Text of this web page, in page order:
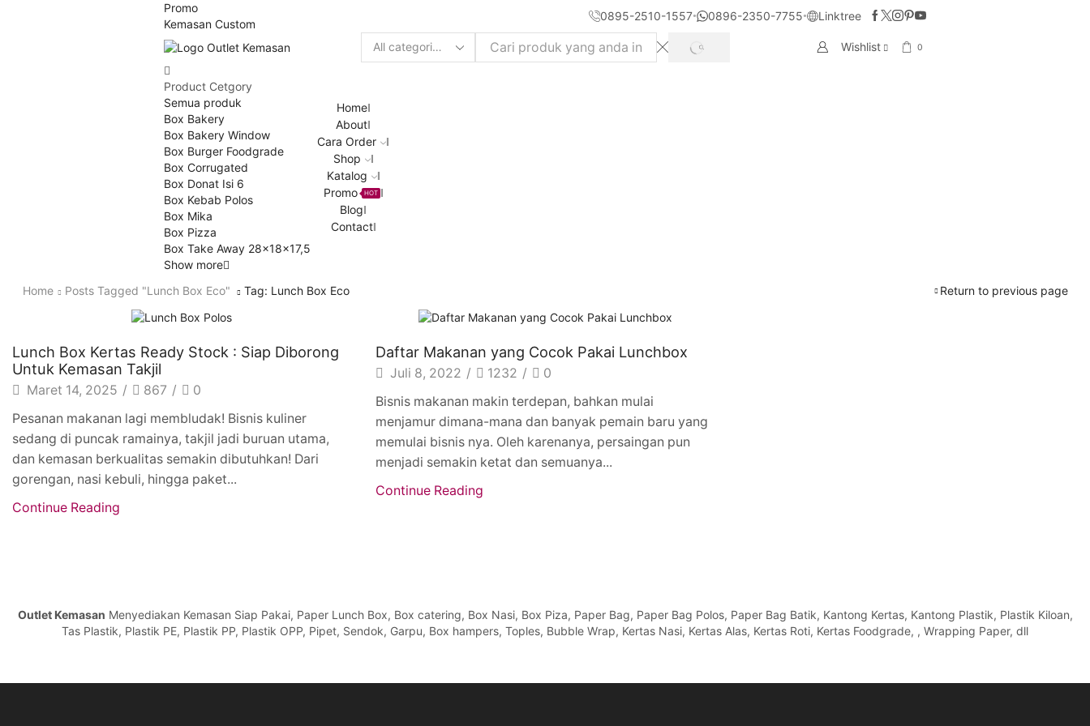
Promo
Kemasan Custom
0895-2510-1557 0896-2350-7755 Linktree
Search
SEARCH Wishlist 0
Product Cetgory
Semua produk
Box Bakery
Box Bakery Window
Box Burger Foodgrade
Box Corrugated
Box Donat Isi 6
Box Kebab Polos
Box Mika
Box Pizza
Box Take Away 28x18x17,5
Show more
Home
About
Cara Order
Shop
Katalog
Promo
HOT
Blog
Contact
Return to previous page
Home Posts Tagged "lunch Box Eco" Tag: Lunch Box Eco
Artikel
Lunch Box Kertas Ready Stock : Siap Diborong
Untuk Kemasan Takjil
Maret 14, 2025 / 867 /
0
Pesanan makanan lagi membludak! Bisnis kuliner
sedang di puncak ramainya, takjil jadi buruan utama,
dan kemasan berkualitas semakin dibutuhkan! Dari
gorengan, nasi kebuli, hingga paket...
Continue Reading
Artikel
Daftar Makanan yang Cocok Pakai Lunchbox
Juli 8, 2022 / 1232 /
0
Bisnis makanan makin terdepan, bahkan mulai
menjamur dimana-mana dan banyak pemain baru yang
memulai bisnis nya. Oleh karenanya, persaingan pun
menjadi semakin ketat dan semuanya...
Continue Reading
Outlet Kemasan Menyediakan Kemasan Siap Pakai, Paper Lunch Box, Box catering, Box Nasi, Box Piza, Paper Bag, Paper Bag Polos, Paper Bag Batik, Kantong Kertas, Kantong Plastik, Plastik Kiloan,
Tas Plastik, Plastik PE, Plastik PP, Plastik OPP, Pipet, Sendok, Garpu, Box hampers, Toples, Bubble Wrap, Kertas Nasi, Kertas Alas, Kertas Roti, Kertas Foodgrade, , Wrapping Paper, dll